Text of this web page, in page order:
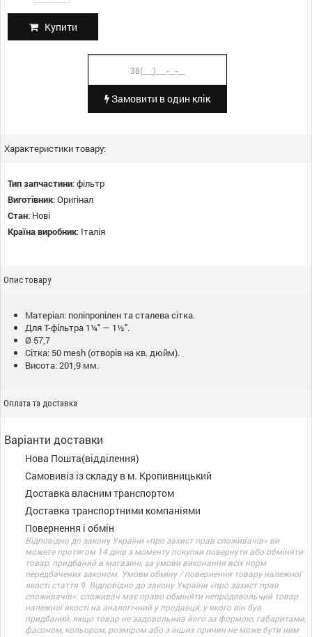
Купити
Замовити в один клік
Характеристики товару:
Тип запчастини:фільтр
Виготівник:Оригінал
Стан: Нові
Країна виробник: Італія
Опис товару
Матеріал: поліпропілен та сталева сітка.
Для Т-фільтра 1¼" — 1½".
Ø 57,7
Сітка: 50 mesh (отворів на кв. дюйм).
Висота: 201,9 мм.
Оплата та доставка
Варіанти доставки
Нова Пошта(відділення)
Самовивіз із складу в м. Кропивницький
Доставка власним транспортом
Доставка транспортними компаніями
Повернення і обмін
Відповідно до закону України «про захист прав споживачів» ви
можете протягом 14 днів з моменту покупки повернути або обміняти
товар, придбаний в магазині, за умови виконання всіх норм
передбачених законом. Умови обміну / повернення товару належної
якості стаття 9. Відповідно до закону України «про захист прав
споживачів»: споживач має право обміняти непродовольчий товар
належної якості на аналогічний у продавця, у якого він був
придбаний, якщо товар не задовольнив його за формою, габаритами,
фасоном, кольором, розміром або з інших причин не може бути ним